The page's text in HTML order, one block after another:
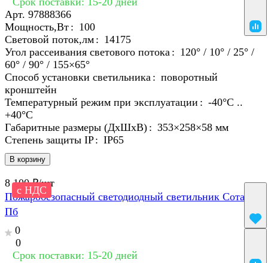
Арт. 97888366
В корзину
Мощность,Вт : 100
Световой поток,лм : 14175
Угол рассеивания светового потока : 120° / 10° / 25° /
60° / 90° / 155×65°
Способ установки светильника : поворотный
кронштейн
Температурный режим при эксплуатации : -40°С ..
+40°C
Габаритные размеры (ДхШхВ) : 353×258×58 мм
Степень защиты IP : IP65
с НДС
8 100 ₽/шт
Пожаробезопасный светодиодный светильник Сота 30
Пб
0
0
Срок поставки: 15-20 дней